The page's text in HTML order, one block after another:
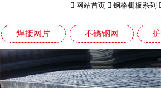
网站首页 钢格栅板系列
焊接网片 不锈钢网